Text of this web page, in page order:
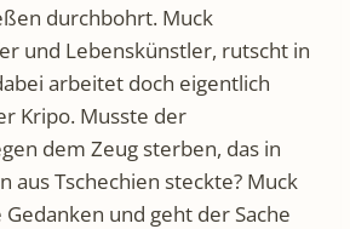
durchbohrt. Muck
und Lebenskünstler, rutscht in
arbeitet doch eigentlich
Kripo. Musste der
dem Zeug sterben, das in
aus Tschechien steckte? Muck
und geht der Sache